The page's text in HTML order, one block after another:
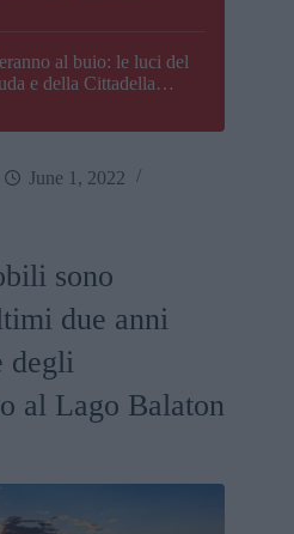
al buio: le luci del
e della Cittadella
June 1, 2022
sono
due anni
degli
al Lago Balaton